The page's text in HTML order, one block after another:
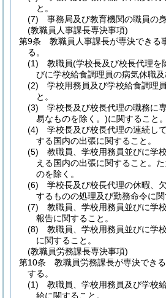
と。
(7)
事務局及び教育機関の職員の
(教職員人事課長専決事項)
第9条
教職員人事課長が専決できる
る。
(1)
教職員(学校長及び校長代理を
びに学校給食調理員の病気休職及
(2)
学校用務員及び学校給食調理
と。
(3)
学校長及び校長代理の職務に
易なものを除く。)に関すること。
(4)
学校長及び校長代理の連続し
する国内の出張に関すること。
(5)
教職員、学校用務員並びに学
える国内の出張に関すること。 た
のを除く。
(6)
学校長及び校長代理の休暇、
するものの処理及び勤務命令に関
(7)
教職員、学校用務員並びに学
報告に関すること。
(8)
教職員、学校用務員並びに学
に関すること。
(教職員労務課長専決事項)
第10条
教職員労務課長が専決でき
する。
(1)
教職員、学校用務員及び学校
給に関すること。